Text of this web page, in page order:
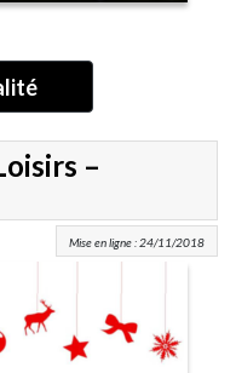
–
Mise en ligne : 24/11/2018